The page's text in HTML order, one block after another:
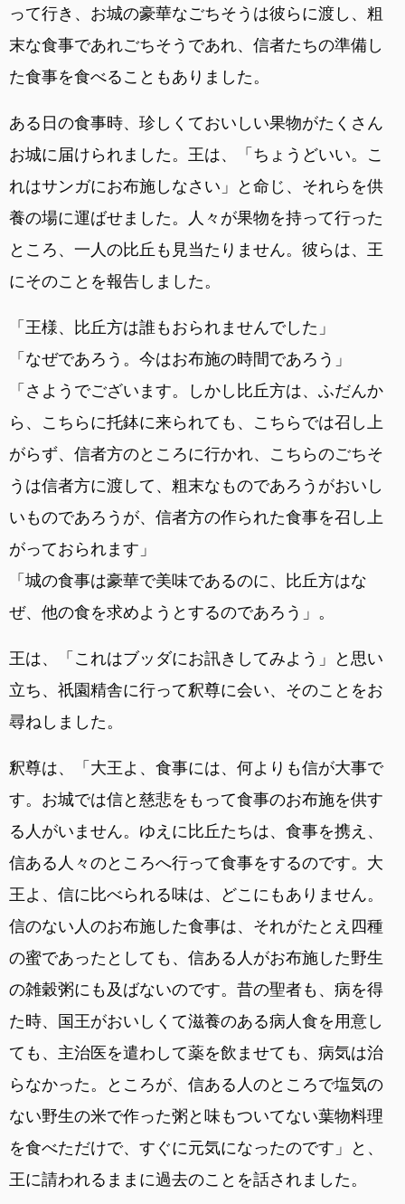
って行き、お城の豪華なごちそうは彼らに渡し、粗
末な食事であれごちそうであれ、信者たちの準備し
た食事を食べることもありました。
ある日の食事時、珍しくておいしい果物がたくさん
お城に届けられました。王は、「ちょうどいい。こ
れはサンガにお布施しなさい」と命じ、それらを供
養の場に運ばせました。人々が果物を持って行った
ところ、一人の比丘も見当たりません。彼らは、王
にそのことを報告しました。
「王様、比丘方は誰もおられませんでした」
「なぜであろう。今はお布施の時間であろう」
「さようでございます。しかし比丘方は、ふだんか
ら、こちらに托鉢に来られても、こちらでは召し上
がらず、信者方のところに行かれ、こちらのごちそ
うは信者方に渡して、粗末なものであろうがおいし
いものであろうが、信者方の作られた食事を召し上
がっておられます」
「城の食事は豪華で美味であるのに、比丘方はな
ぜ、他の食を求めようとするのであろう」。
王は、「これはブッダにお訊きしてみよう」と思い
立ち、祇園精舎に行って釈尊に会い、そのことをお
尋ねしました。
釈尊は、「大王よ、食事には、何よりも信が大事で
す。お城では信と慈悲をもって食事のお布施を供す
る人がいません。ゆえに比丘たちは、食事を携え、
信ある人々のところへ行って食事をするのです。大
王よ、信に比べられる味は、どこにもありません。
信のない人のお布施した食事は、それがたとえ四種
の蜜であったとしても、信ある人がお布施した野生
の雑穀粥にも及ばないのです。昔の聖者も、病を得
た時、国王がおいしくて滋養のある病人食を用意し
ても、主治医を遣わして薬を飲ませても、病気は治
らなかった。ところが、信ある人のところで塩気の
ない野生の米で作った粥と味もついてない葉物料理
を食べただけで、すぐに元気になったのです」と、
王に請われるままに過去のことを話されました。